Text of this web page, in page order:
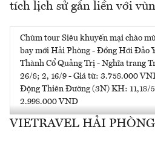
tích lịch sử gắn liền với
Chùm tour Siêu khuyến mại chào
bay mới Hải Phòng - Đồng Hới Đảo
Thành Cổ Quảng Trị - Nghĩa trang
26/8; 2, 16/9 - Giá từ: 3.758.000
Động Thiên Đường (3N) KH: 11,18/
2.998.000 VND
VIETRAVEL HẢI PHÒNG